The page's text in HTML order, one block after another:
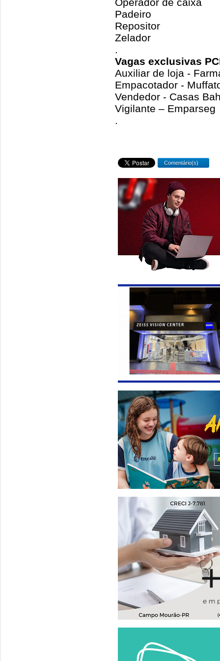
Operador de caixa
Padeiro
Repositor
Zelador
.
Vagas exclusivas
Auxiliar de loja -
Empacotador -
Vendedor - Casas
Vigilante – Emparseg
.
Comentário(s)